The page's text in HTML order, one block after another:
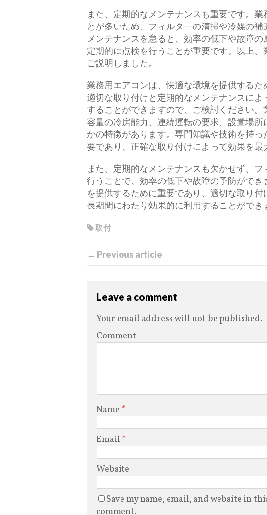
また、定期的なメンテナンスも重要です。
とが多いため、フィルターの清掃や冷媒の補
メンテナンスを怠ると、効率の低下や故障の
定期的に点検を行うことが重要です。以上
ご説明しました。
業務用エアコンは、快適な環境を提供するた
適切な取り付けと定期的なメンテナンスに
することができますので、ご検討ください
容量の冷房能力、連続運転の要求、設置場
かの特徴があります。専門知識や技術を持
要であり、正確な取り付けによって効果を最
また、定期的なメンテナンスも欠かせず、
行うことで、効率の低下や故障の予防がで
を提供するために重要であり、適切な取り
長期間にわたり効果的に利用することができ
取付
← Previous article
Leave a comment
Your email address will not be published.
Comment
Name *
Email *
Website
Save my name, email, and website in
comment.